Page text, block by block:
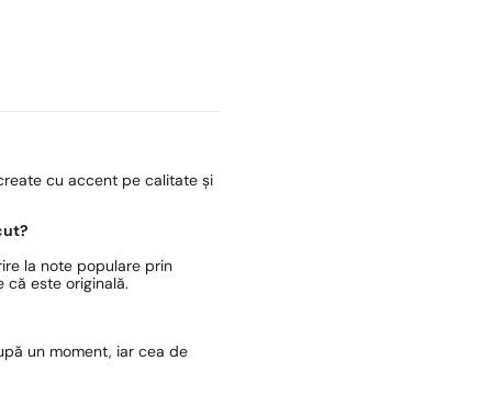
cu accent pe calitate și
la note populare prin
că este originală.
un moment, iar cea de